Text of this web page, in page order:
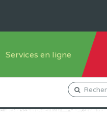
Services en ligne
Orientation Conseil
Gestion du Personnel